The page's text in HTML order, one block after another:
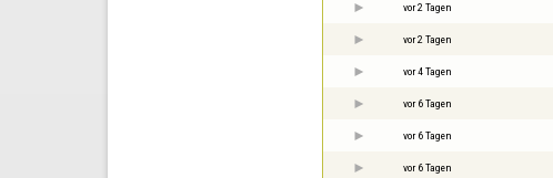
vor 2 Tagen
vor 2 Tagen
vor 4 Tagen
vor 6 Tagen
vor 6 Tagen
vor 6 Tagen